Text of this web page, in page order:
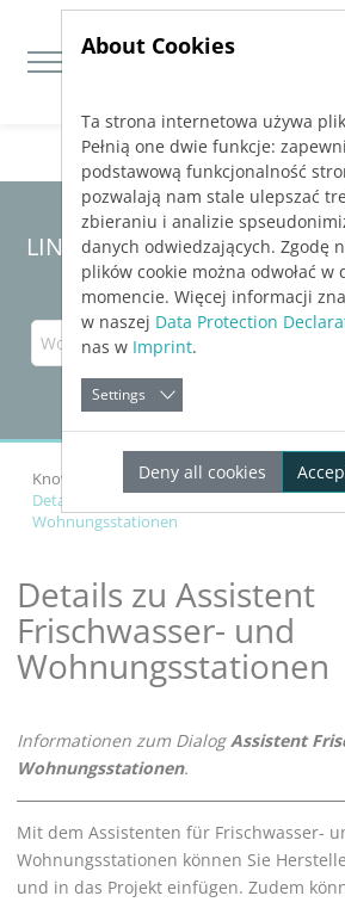
Jump directly to main navigation
Jump directly to content
LINEAR Solutions 23 für
Knowledge Base AutoCAD
Bauteile
Details zu Assistent Frischwasser- und
Wohnungsstationen
Details zu Assistent
Frischwasser- und
Wohnungsstationen
Informationen zum DialogAssistent
Wohnungsstationen.
Mit dem Assistenten für Frischwasser-
Wohnungsstationen können Sie
und in das Projekt einfügen. Zudem
About Cookies
Ta strona internetowa używa
Pełnią one dwie funkcje:
podstawową funkcjonalność
pozwalają nam stale ulepszać
zbieraniu i analizie
danych odwiedzających. Zgodę
plików cookie można odwołać w
momencie. Więcej informacji
w naszej Data Protection
nas w Imprint.
Settings
Deny all cookies